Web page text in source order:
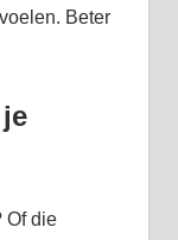
Beter
Of die